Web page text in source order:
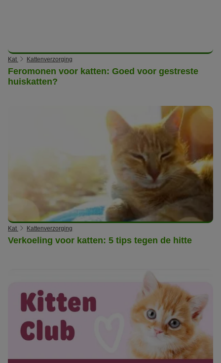
Kat Kattenverzorging
Feromonen voor katten: Goed voor gestreste
huiskatten?
Kat Kattenverzorging
Verkoeling voor katten: 5 tips tegen de hitte